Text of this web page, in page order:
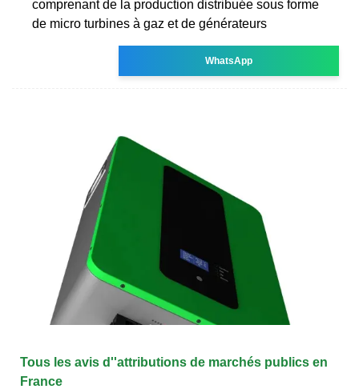
comprenant de la production distribuée sous forme
de micro turbines à gaz et de générateurs
WhatsApp
Tous les avis d''attributions de marchés publics en
France